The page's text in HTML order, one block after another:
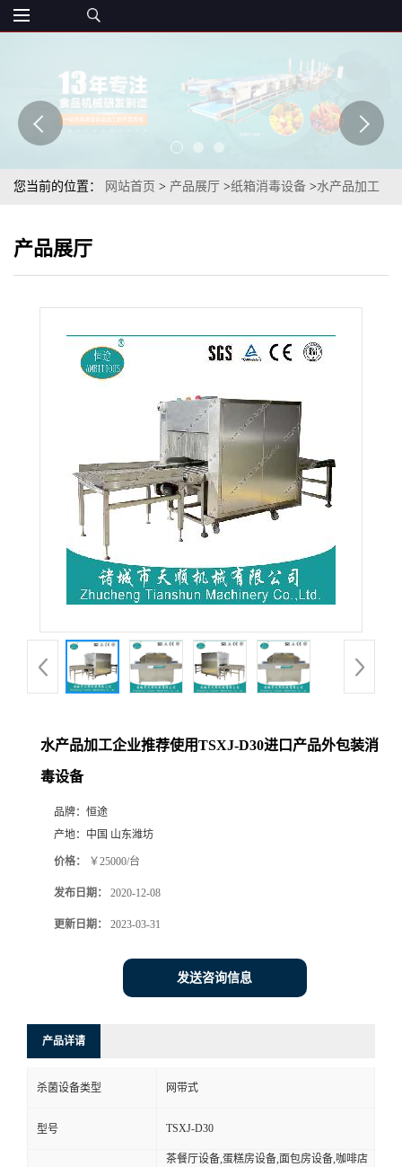
您当前的位置： 网站首页 > 产品展厅 >纸箱消毒设备 >水产品加工
产品展厅
水产品加工企业推荐使用TSXJ-D30进口产品外包装消
毒设备
品牌： 恒途
产地： 中国 山东潍坊
价格： ￥25000/台
发布日期： 2020-12-08
更新日期： 2023-03-31
发送咨询信息
产品详请
杀菌设备类型 网带式
型号 TSXJ-D30
茶餐厅设备,蛋糕房设备,面包房设备,咖啡店